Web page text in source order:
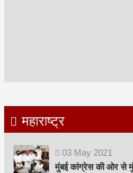
महाराष्ट्र
03 May 2021
मुंबई कांग्रेस की ओर से